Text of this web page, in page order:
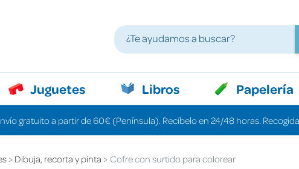
Juguetes Libros Papelería
gratuito a partir de 60€ (Península). Recíbelo en 24/48 horas.
Dibuja, recorta y pinta Cofre con surtido para colorear